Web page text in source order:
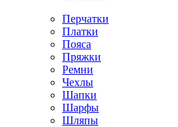
Перчатки
Платки
Пояса
Пряжки
Ремни
Чехлы
Шапки
Шарфы
Шляпы